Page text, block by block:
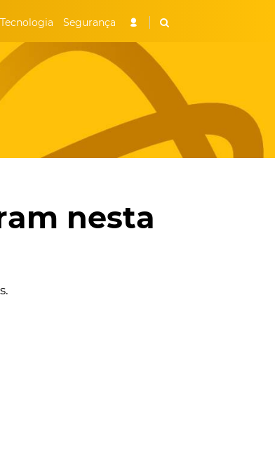
Tecnologia Segurança
nesta